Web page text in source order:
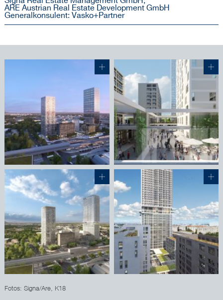
ARE Austrian Real Estate Development GmbH
Generalkonsulent: Vasko+Partner
Fotos: Signa/Are, K18